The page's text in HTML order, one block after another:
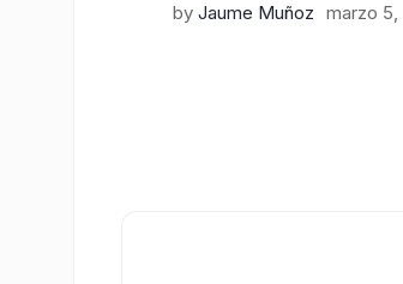
by Jaume Muñoz marzo 5,